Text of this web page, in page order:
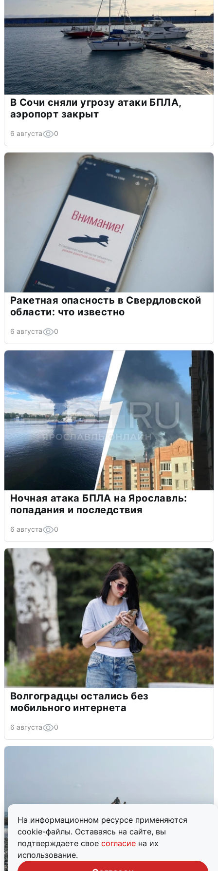
На информационном ресурсе применяются
cookie-файлы. Оставаясь на сайте, вы
подтверждаете свое согласие на их
использование.
В Сочи сняли угрозу атаки БПЛА,
аэропорт закрыт
6 августа 0
Ракетная опасность в Свердловской
области: что известно
6 августа 0
Ночная атака БПЛА на Ярославль:
попадания и последствия
6 августа 0
Волгоградцы остались без
мобильного интернета
6 августа 0